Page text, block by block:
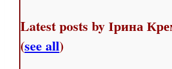
Latest posts by Ірина
(see all)